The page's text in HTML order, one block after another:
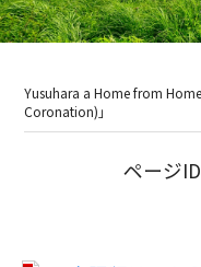
Yusuhara a Home from
Coronation)」
ページ